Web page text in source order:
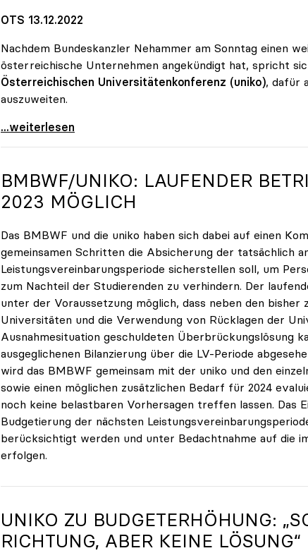
OTS 13.12.2022
Nachdem Bundeskanzler Nehammer am Sonntag einen
österreichische Unternehmen angekündigt hat, spricht
Österreichischen Universitätenkonferenz (uniko), dafür
auszuweiten.
uniko: Energiekostenzuschuss sollte auch für
...weiterlesen
BMBWF/UNIKO: LAUFENDER
2023 MÖGLICH
Das BMBWF und die uniko haben sich dabei auf einen
gemeinsamen Schritten die Absicherung der tatsächlich
Leistungsvereinbarungsperiode sicherstellen soll, um
zum Nachteil der Studierenden zu verhindern. Der
unter der Voraussetzung möglich, dass neben den
Universitäten und die Verwendung von Rücklagen der
Ausnahmesituation geschuldeten Überbrückungslösung
ausgeglichenen Bilanzierung über die LV-Periode
wird das BMBWF gemeinsam mit der uniko und den
sowie einen möglichen zusätzlichen Bedarf für 2024
noch keine belastbaren Vorhersagen treffen lassen. Das
Budgetierung der nächsten
berücksichtigt werden und unter Bedachtnahme auf die
erfolgen.
UNIKO ZU BUDGETERHÖHUNG:
RICHTUNG, ABER KEINE LÖSUNG“